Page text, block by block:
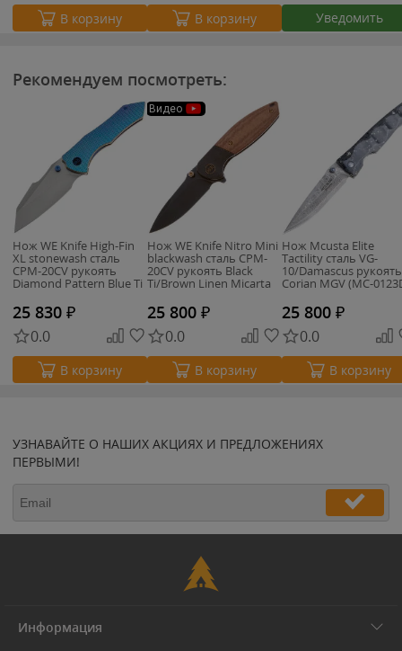
В корзину В корзину Уведомить
Рекомендуем посмотреть:
Нож WE Knife High-Fin
XL stonewash сталь
CPM-20CV рукоять
Diamond Pattern Blue Ti
25 830 ₽
0.0
В корзину
Видео
Нож WE Knife Nitro Mini
blackwash сталь CPM-
20CV рукоять Black
Ti/Brown Linen Micarta
25 800 ₽
0.0
В корзину
Нож Mcusta Elite
Tactility сталь VG-
10/Damascus рукоять
Corian MGV (MC-
25 800 ₽
0.0
В корзину
УЗНАВАЙТЕ О НАШИХ АКЦИЯХ И ПРЕДЛОЖЕНИЯХ
ПЕРВЫМИ!
Информация